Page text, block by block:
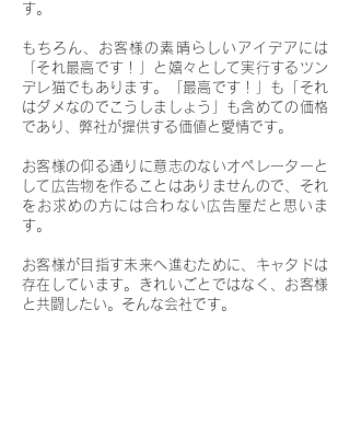
す。
もちろん、お客様の素晴らしいアイデアには
「それ最高です！」と嬉々として実行するツン
デレ猫でもあります。「最高です！」も「それ
はダメなのでこうしましょう」も含めての価格
であり、弊社が提供する価値と愛情です。
お客様の仰る通りに意志のないオペレーターと
して広告物を作ることはありませんので、それ
をお求めの方には合わない広告屋だと思いま
す。
お客様が目指す未来へ進むために、キャタドは
存在しています。きれいごとではなく、お客様
と共闘したい。そんな会社です。